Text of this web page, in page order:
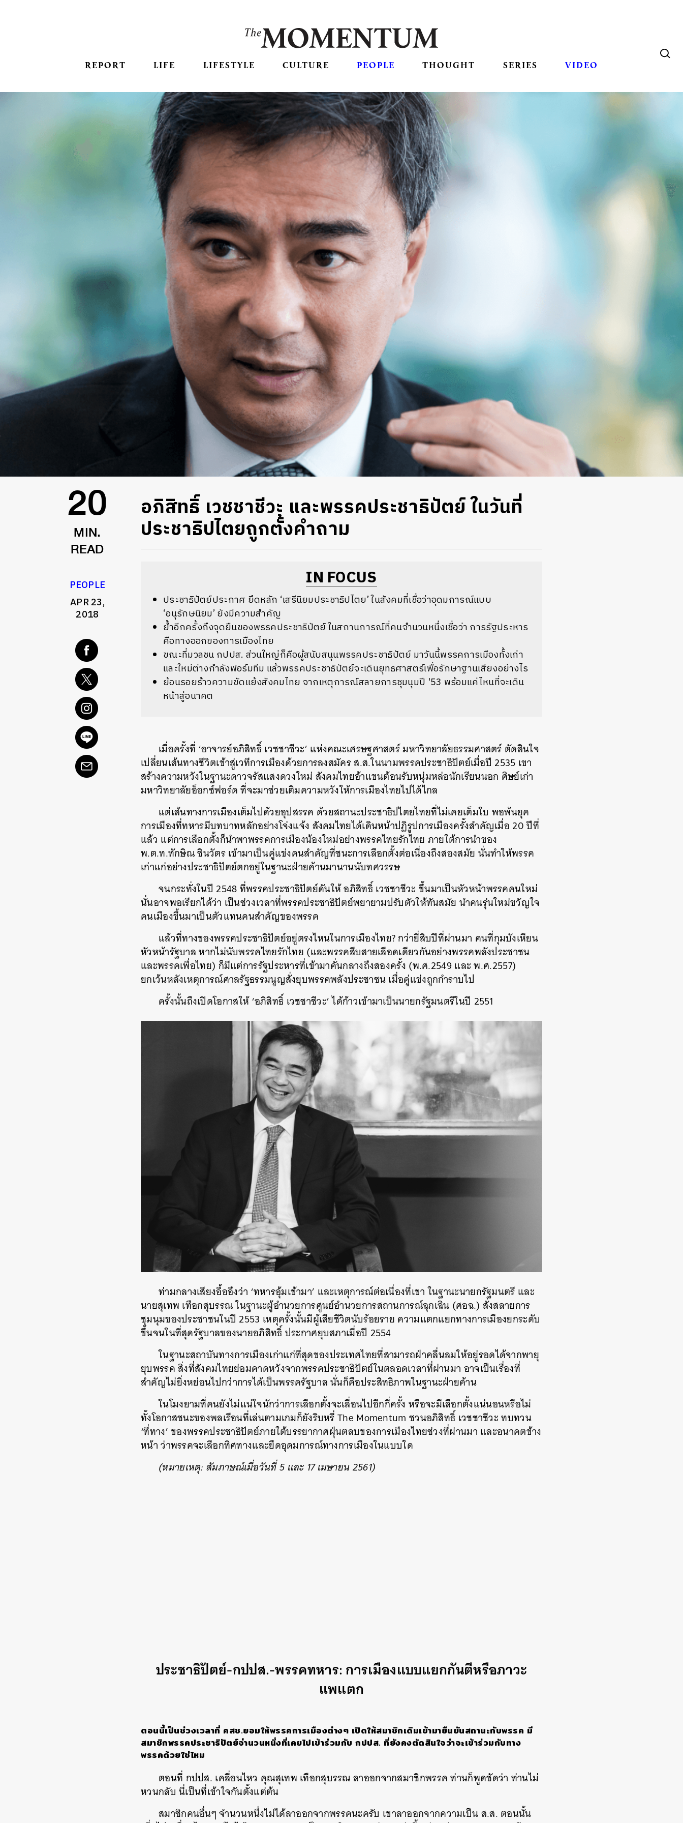
REPORT LIFE LIFESTYLE CULTURE PEOPLE THOUGHT SERIES VIDEO
20
MIN.
READ
PEOPLE
APR 23,
2018
อภิสิทธิ์ เวชชาชีวะ และพรรคประชาธิปัตย์ ในวันที่
ประชาธิปไตยถูกตั้งคำถาม
IN FOCUS
ประชาธิปัตย์ประกาศ ยึดหลัก ‘เสรีนิยมประชาธิปไตย’ ในสังคมที่เชื่อว่าอุดมการณ์แบบ
‘อนุรักษนิยม’ ยังมีความสำคัญ
ย้ำอีกครั้งถึงจุดยืนของพรรคประชาธิปัตย์ ในสถานการณ์ที่คนจำนวนหนึ่งเชื่อว่า การรัฐประหาร
คือทางออกของการเมืองไทย
ขณะที่มวลชน กปปส. ส่วนใหญ่ก็คือผู้สนับสนุนพรรคประชาธิปัตย์ มาวันนี้พรรคการเมืองทั้งเก่า
และใหม่ต่างกำลังฟอร์มทีม แล้วพรรคประชาธิปัตย์จะเดินยุทธศาสตร์เพื่อรักษาฐานเสียงอย่างไร
ย้อนรอยร้าวความขัดแย้งสังคมไทย จากเหตุการณ์สลายการชุมนุมปี '53 พร้อมแค่ไหนที่จะเดิน
หน้าสู่อนาคต
เมื่อครั้งที่ ‘อาจารย์อภิสิทธิ์ เวชชาชีวะ’ แห่งคณะเศรษฐศาสตร์ มหาวิทยาลัยธรรมศาสตร์ ตัดสินใจ
เปลี่ยนเส้นทางชีวิตเข้าสู่เวทีการเมืองด้วยการลงสมัคร ส.ส.ในนามพรรคประชาธิปัตย์เมื่อปี 2535 เขา
สร้างความหวังในฐานะดาวจรัสแสงดวงใหม่ สังคมไทยอ้าแขนต้อนรับหนุ่มหล่อนักเรียนนอก ศิษย์เก่า
มหาวิทยาลัยอ็อกซ์ฟอร์ด ที่จะมาช่วยเติมความหวังให้การเมืองไทยไปได้ไกล
แต่เส้นทางการเมืองเต็มไปด้วยอุปสรรค ด้วยสถานะประชาธิปไตยไทยที่ไม่เคยเต็มใบ พอพ้นยุค
การเมืองที่ทหารมีบทบาทหลักอย่างโจ่งแจ้ง สังคมไทยได้เดินหน้าปฏิรูปการเมืองครั้งสำคัญเมื่อ 20 ปีที่
แล้ว แต่การเลือกตั้งก็นำพาพรรคการเมืองน้องใหม่อย่างพรรคไทยรักไทย ภายใต้การนำของ
พ.ต.ท.ทักษิณ ชินวัตร เข้ามาเป็นคู่แข่งคนสำคัญที่ชนะการเลือกตั้งต่อเนื่องถึงสองสมัย นั่นทำให้พรรค
เก่าแก่อย่างประชาธิปัตย์ตกอยู่ในฐานะฝ่ายค้านมานานนับทศวรรษ
จนกระทั่งในปี 2548 ที่พรรคประชาธิปัตย์ดันให้ อภิสิทธิ์ เวชชาชีวะ ขึ้นมาเป็นหัวหน้าพรรคคนใหม่
นั่นอาจพอเรียกได้ว่า เป็นช่วงเวลาที่พรรคประชาธิปัตย์พยายามปรับตัวให้ทันสมัย นำคนรุ่นใหม่ขวัญใจ
คนเมืองขึ้นมาเป็นตัวแทนคนสำคัญของพรรค
แล้วที่ทางของพรรคประชาธิปัตย์อยู่ตรงไหนในการเมืองไทย? กว่ายี่สิบปีที่ผ่านมา คนที่กุมบังเหียน
หัวหน้ารัฐบาล หากไม่นับพรรคไทยรักไทย (และพรรคสืบสายเลือดเดียวกันอย่างพรรคพลังประชาชน
และพรรคเพื่อไทย) ก็มีแต่การรัฐประหารที่เข้ามาคั่นกลางถึงสองครั้ง (พ.ศ.2549 และ พ.ศ.2557)
ยกเว้นหลังเหตุการณ์ศาลรัฐธรรมนูญสั่งยุบพรรคพลังประชาชน เมื่อคู่แข่งถูกกำราบไป
ครั้งนั้นถึงเปิดโอกาสให้ ‘อภิสิทธิ์ เวชชาชีวะ’ ได้ก้าวเข้ามาเป็นนายกรัฐมนตรีในปี 2551
ท่ามกลางเสียงอื้ออึงว่า ‘ทหารอุ้มเข้ามา’ และเหตุการณ์ต่อเนื่องที่เขา ในฐานะนายกรัฐมนตรี และ
นายสุเทพ เทือกสุบรรณ ในฐานะผู้อำนวยการศูนย์อำนวยการสถานการณ์ฉุกเฉิน (ศอฉ.) สั่งสลายการ
ชุมนุมของประชาชนในปี 2553 เหตุครั้งนั้นมีผู้เสียชีวิตนับร้อยราย ความแตกแยกทางการเมืองยกระดับ
ขึ้นจนในที่สุดรัฐบาลของนายอภิสิทธิ์ ประกาศยุบสภาเมื่อปี 2554
ในฐานะสถาบันทางการเมืองเก่าแก่ที่สุดของประเทศไทยที่สามารถฝ่าคลื่นลมให้อยู่รอดได้จากพายุ
ยุบพรรค สิ่งที่สังคมไทยย่อมคาดหวังจากพรรคประชาธิปัตย์ในตลอดเวลาที่ผ่านมา อาจเป็นเรื่องที่
สำคัญไม่ยิ่งหย่อนไปกว่าการได้เป็นพรรครัฐบาล นั่นก็คือประสิทธิภาพในฐานะฝ่ายค้าน
ในโมงยามที่คนยังไม่แน่ใจนักว่าการเลือกตั้งจะเลื่อนไปอีกกี่ครั้ง หรือจะมีเลือกตั้งแน่นอนหรือไม่
ทั้งโอกาสชนะของพลเรือนที่เล่นตามเกมก็ยังริบหรี่ The Momentum ชวนอภิสิทธิ์ เวชชาชีวะ ทบทวน
‘ที่ทาง’ ของพรรคประชาธิปัตย์ภายใต้บรรยากาศฝุ่นตลบของการเมืองไทยช่วงที่ผ่านมา และอนาคตข้าง
หน้า ว่าพรรคจะเลือกทิศทางและยึดอุดมการณ์ทางการเมืองในแบบใด
(หมายเหตุ: สัมภาษณ์เมื่อวันที่ 5 และ 17 เมษายน 2561)
ประชาธิปัตย์-กปปส.-พรรคทหาร: การเมืองแบบแยกกันตีหรือภาวะ
แพแตก
ตอนนี้เป็นช่วงเวลาที่ คสช.ยอมให้พรรคการเมืองต่างๆ เปิดให้สมาชิกเดิมเข้ามายืนยันสถานะกับพรรค มี
สมาชิกพรรคประชาธิปัตย์จำนวนหนึ่งที่เคยไปเข้าร่วมกับ กปปส. ที่ยังคงตัดสินใจว่าจะเข้าร่วมกับทาง
พรรคด้วยใช่ไหม
ตอนที่ กปปส. เคลื่อนไหว คุณสุเทพ เทือกสุบรรณ ลาออกจากสมาชิกพรรค ท่านก็พูดชัดว่า ท่านไม่
หวนกลับ นี่เป็นที่เข้าใจกันตั้งแต่ต้น
สมาชิกคนอื่นๆ จำนวนหนึ่งไม่ได้ลาออกจากพรรคนะครับ เขาลาออกจากความเป็น ส.ส. ตอนนั้น
SHARE TWEET LINE